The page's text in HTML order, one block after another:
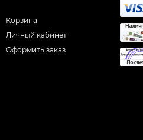
Корзина
Личный кабинет
Оформить заказ